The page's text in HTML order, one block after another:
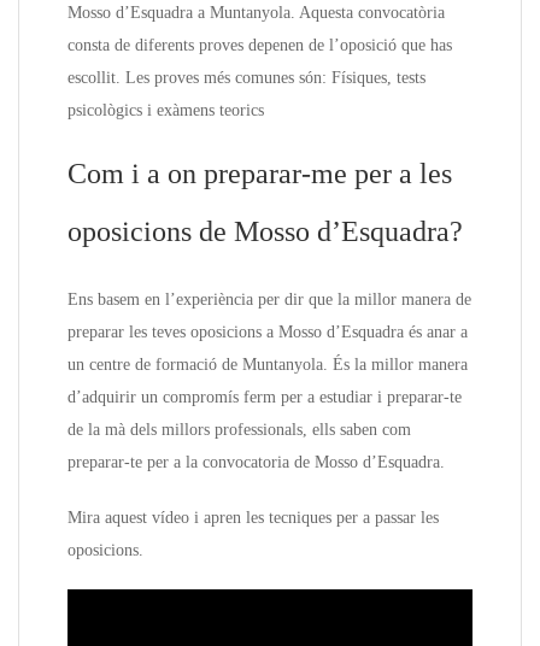
Mosso d’Esquadra a Muntanyola. Aquesta convocatòria
consta de diferents proves depenen de l’oposició que has
escollit. Les proves més comunes són: Físiques, tests
psicològics i exàmens teorics
Com i a on preparar-me per a les
oposicions de Mosso d’Esquadra?
Ens basem en l’experiència per dir que la millor manera de
preparar les teves oposicions a Mosso d’Esquadra és anar a
un centre de formació de Muntanyola. És la millor manera
d’adquirir un compromís ferm per a estudiar i preparar-te
de la mà dels millors professionals, ells saben com
preparar-te per a la convocatoria de Mosso d’Esquadra.
Mira aquest vídeo i apren les tecniques per a passar les
oposicions.